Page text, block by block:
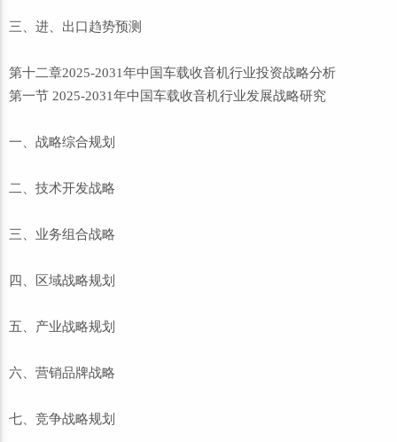
三、进、出口趋势预测
第十二章2025-2031年中国车载收音机行业投资战略分析
第一节 2025-2031年中国车载收音机行业发展战略研究
一、战略综合规划
二、技术开发战略
三、业务组合战略
四、区域战略规划
五、产业战略规划
六、营销品牌战略
七、竞争战略规划